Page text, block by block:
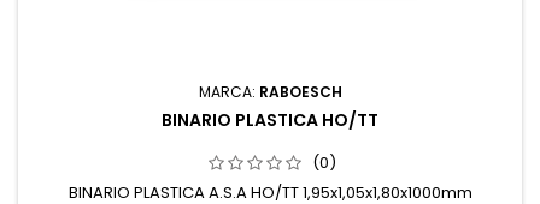
MARCA: RABOESCH
BINARIO PLASTICA HO/TT
(0)
BINARIO PLASTICA A.S.A HO/TT 1,95x1,05x1,80x1000mm